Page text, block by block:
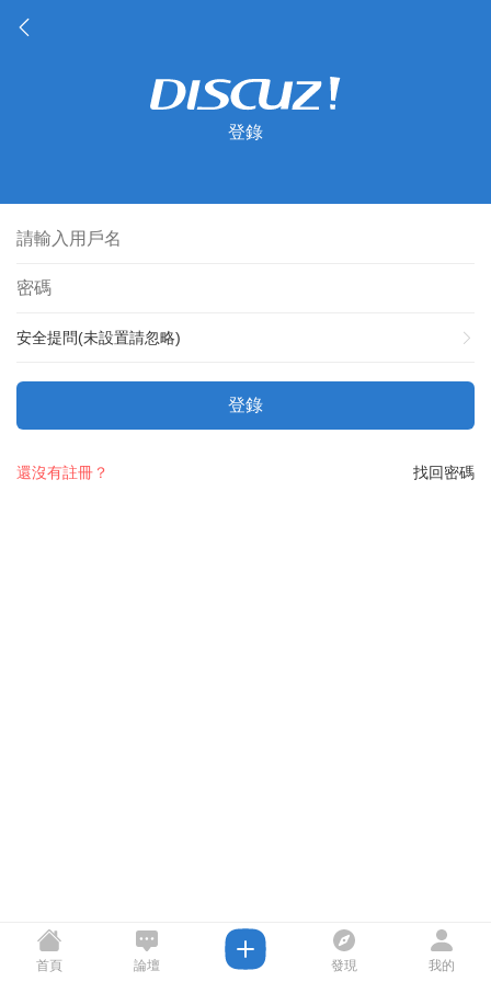
登錄
安全提問(未設置請忽略)
登錄
找回密碼
還沒有註冊？
首頁 論壇 發現 我的